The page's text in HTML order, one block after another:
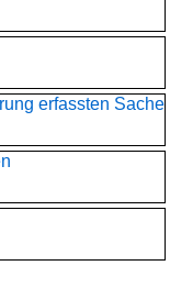
erfassten Sache